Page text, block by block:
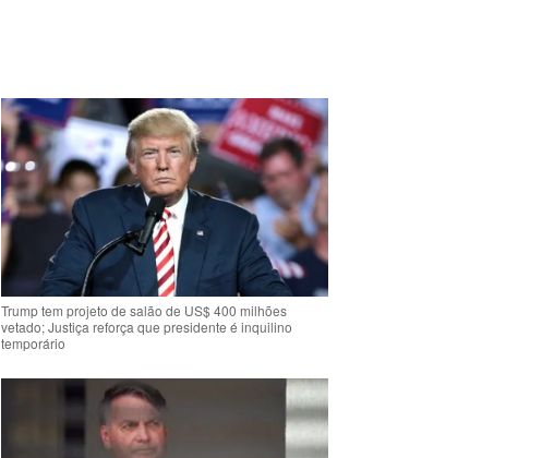
Trump tem projeto de salão de US$ 400 milhões
vetado; Justiça reforça que presidente é inquilino
temporário